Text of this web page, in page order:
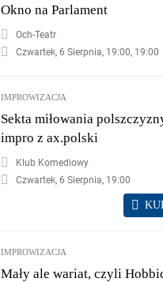
Okno na Parlament
Och-Teatr
Czwartek, 6 Sierpnia, 19:00, 19:00
IMPROWIZACJA
Sekta miłowania
impro z ax.polski
Klub Komediowy
Czwartek, 6 Sierpnia, 19:00
IMPROWIZACJA
Mały ale wariat, czyli